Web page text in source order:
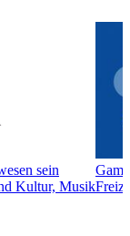
sein
Kultur, Musik